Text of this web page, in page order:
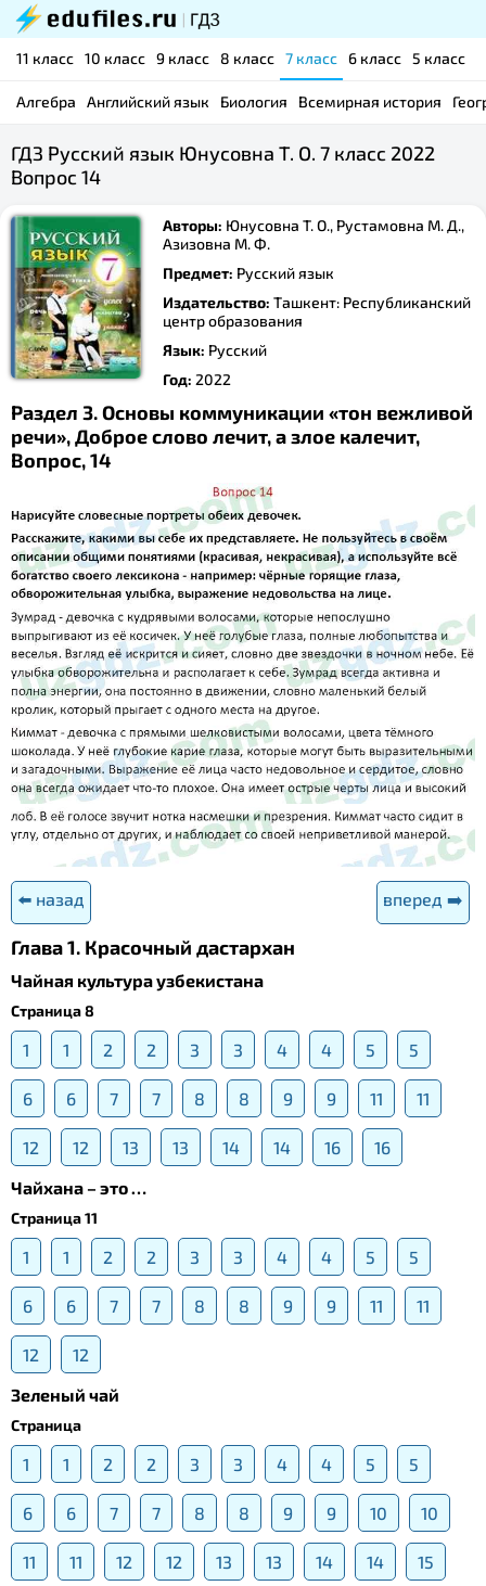
11 класс 10 класс 9 класс 8 класс 7 класс 6 класс 5 класс
Алгебра Английский язык Биология Всемирная история
ГДЗ Русский язык Юнусовна Т. О. 7 класс 2022
Вопрос 14
Авторы: Юнусовна Т. О., Рустамовна М. Д.,
Азизовна М. Ф.
Предмет: Русский язык
Издательство: Ташкент: Республиканский
центр образования
Язык: Русский
Год: 2022
Раздел 3. Основы коммуникации «тон вежливой
речи», Доброе слово лечит, а злое калечит,
Вопрос, 14
⬅️ назад вперед ➡️
Глава 1. Красочный дастархан
Чайная культура узбекистана
Страница 8
1 1 2 2 3 3 4 4 5 5
6 6 7 7 8 8 9 9 11 11
12 12 13 13 14 14 16
16
Чайхана – это …
Страница 11
1 1 2 2 3 3 4 4 5 5
6 6 7 7 8 8 9 9 11 11
12
12
Зеленый чай
Страница
1 1 2 2 3 3 4 4 5 5
6 6 7 7 8 8 9 9 10 10
11 11 12 12 13 13 14 14 15